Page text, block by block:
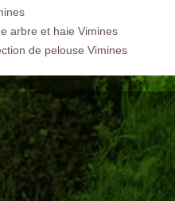
arbre et haie Vimines
de pelouse Vimines